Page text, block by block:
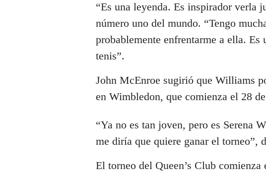
“Es una leyenda. Es inspirador verla
número uno del mundo. “Tengo
probablemente enfrentarme a ella.
tenis”.
John McEnroe sugirió que Williams
en Wimbledon, que comienza el 28
“Ya no es tan joven, pero es Serena
me diría que quiere ganar el torneo”,
El torneo del Queen’s Club